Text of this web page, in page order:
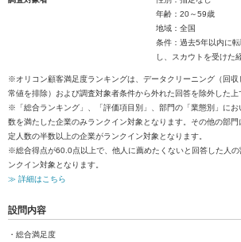
年齢：20～59歳
地域：全国
条件：過去5年以内に
し、スカウトを受けた
※オリコン顧客満足度ランキングは、データクリーニング（回
常値を排除）および調査対象者条件から外れた回答を除外した上
※「総合ランキング」、「評価項目別」、部門の「業態別」にお
数を満たした企業のみランクイン対象となります。その他の部
定人数の半数以上の企業がランクイン対象となります。
※総合得点が60.0点以上で、他人に薦めたくないと回答した人
ンクイン対象となります。
≫ 詳細はこちら
設問内容
・総合満足度